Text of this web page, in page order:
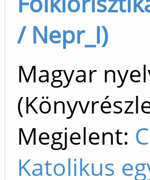
/ Nepr_I)
Magyar
Megjelent:
Katolikus